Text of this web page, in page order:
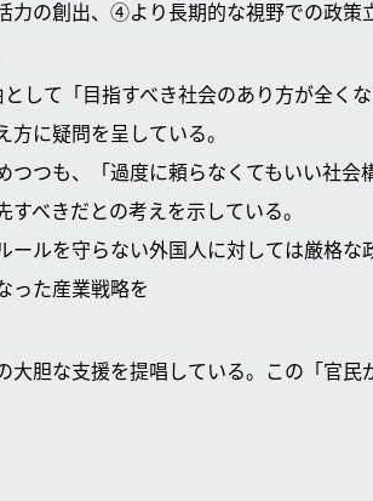
の創出、④より長期的な視野での政策
して「目指すべき社会のあり方が全く
方に疑問を呈している。
つも、「過度に頼らなくてもいい社会
べきだとの考えを示している。
ルを守らない外国人に対しては厳格な
った産業戦略を
胆な支援を提唱している。この「官民